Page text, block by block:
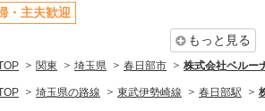
す
す
・主夫歓迎
もっと見る
関東 埼玉県 春日部市 株式会社ベルー
埼玉県の路線 東武伊勢崎線 春日部駅